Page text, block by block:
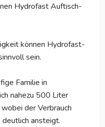
Hydrofast Auftisch-
können Hydrofast-
sein.
Familie in
nahezu 500 Liter
der Verbrauch
ansteigt.